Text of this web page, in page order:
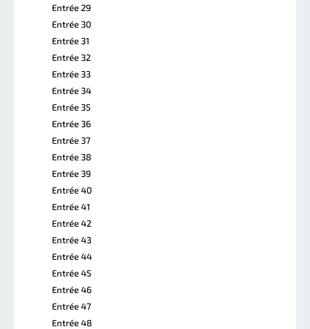
Entrée 29
Entrée 30
Entrée 31
Entrée 32
Entrée 33
Entrée 34
Entrée 35
Entrée 36
Entrée 37
Entrée 38
Entrée 39
Entrée 40
Entrée 41
Entrée 42
Entrée 43
Entrée 44
Entrée 45
Entrée 46
Entrée 47
Entrée 48